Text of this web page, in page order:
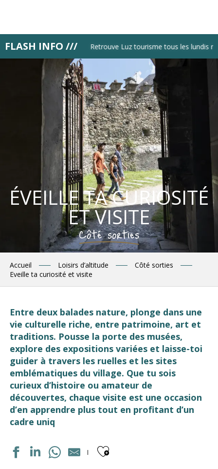
principal
FLASH INFO /// Retrouve Luz tourisme tous les lundis
ÉVEILLE TA CURIOSITÉ
ET VISITE
Côté sorties
Accueil Loisirs d’altitude
Côté sorties
Eveille ta curiosité et visite
Entre deux balades nature, plonge dans une
vie culturelle riche, entre patrimoine, art et
traditions. Pousse la porte des musées,
explore des expositions variées et laisse-toi
guider à travers les ruelles et les sites
emblématiques du village. Que tu sois
curieux d’histoire ou amateur de
découvertes, chaque visite est une occasion
d’en apprendre plus tout en profitant d’un
cadre uniq
Ajouter aux